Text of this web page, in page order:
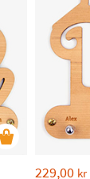
229,00 kr